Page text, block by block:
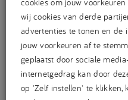
Geen categorie(3)
Nieuws(73)
Projecten (36)
Retail&Brands(16)
TAGS CLOUD
wij cookies van derde
advertenties te tonen en de
jouw voorkeuren af te
geplaatst door sociale
internetgedrag kan door
op 'Zelf instellen' te klikken,